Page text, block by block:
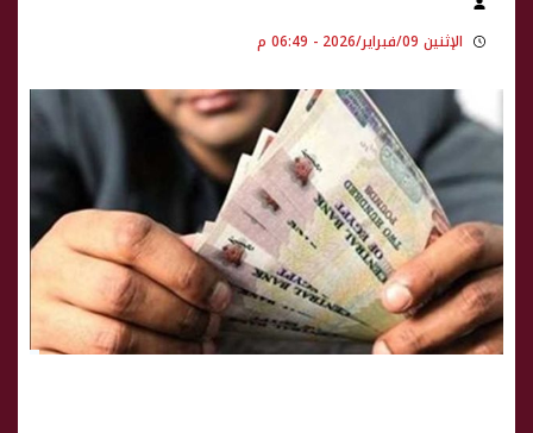
الإثنين 09/فبراير/2026 - 06:49 م